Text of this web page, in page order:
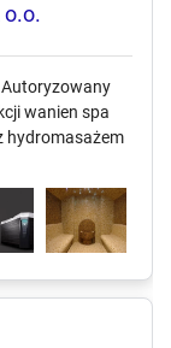
o.o.
Autoryzowany
wanien spa
hydromasażem